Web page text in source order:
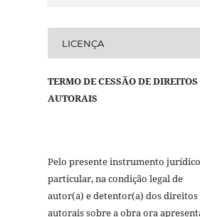
LICENÇA
TERMO DE CESSÃO DE DIREITOS
AUTORAIS
Pelo presente instrumento jurídico
particular, na condição legal de
autor(a) e detentor(a) dos direitos
autorais sobre a obra ora